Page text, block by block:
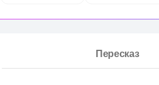
Пересказ